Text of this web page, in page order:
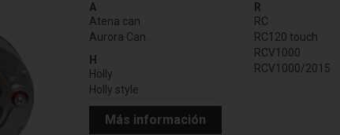
A
Atena can
Aurora Can.
H
Holly
Holly style
R
RC
RC120 touch
RCV1000
RCV1000/2015
Más información